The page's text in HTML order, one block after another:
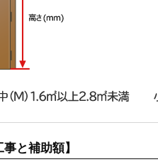
と補助額】